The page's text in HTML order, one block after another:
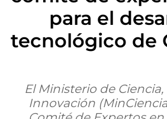
para el
tecnológico de
El Ministerio de
Innovación